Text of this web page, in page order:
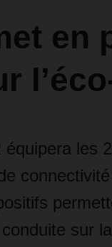
en
les
sur